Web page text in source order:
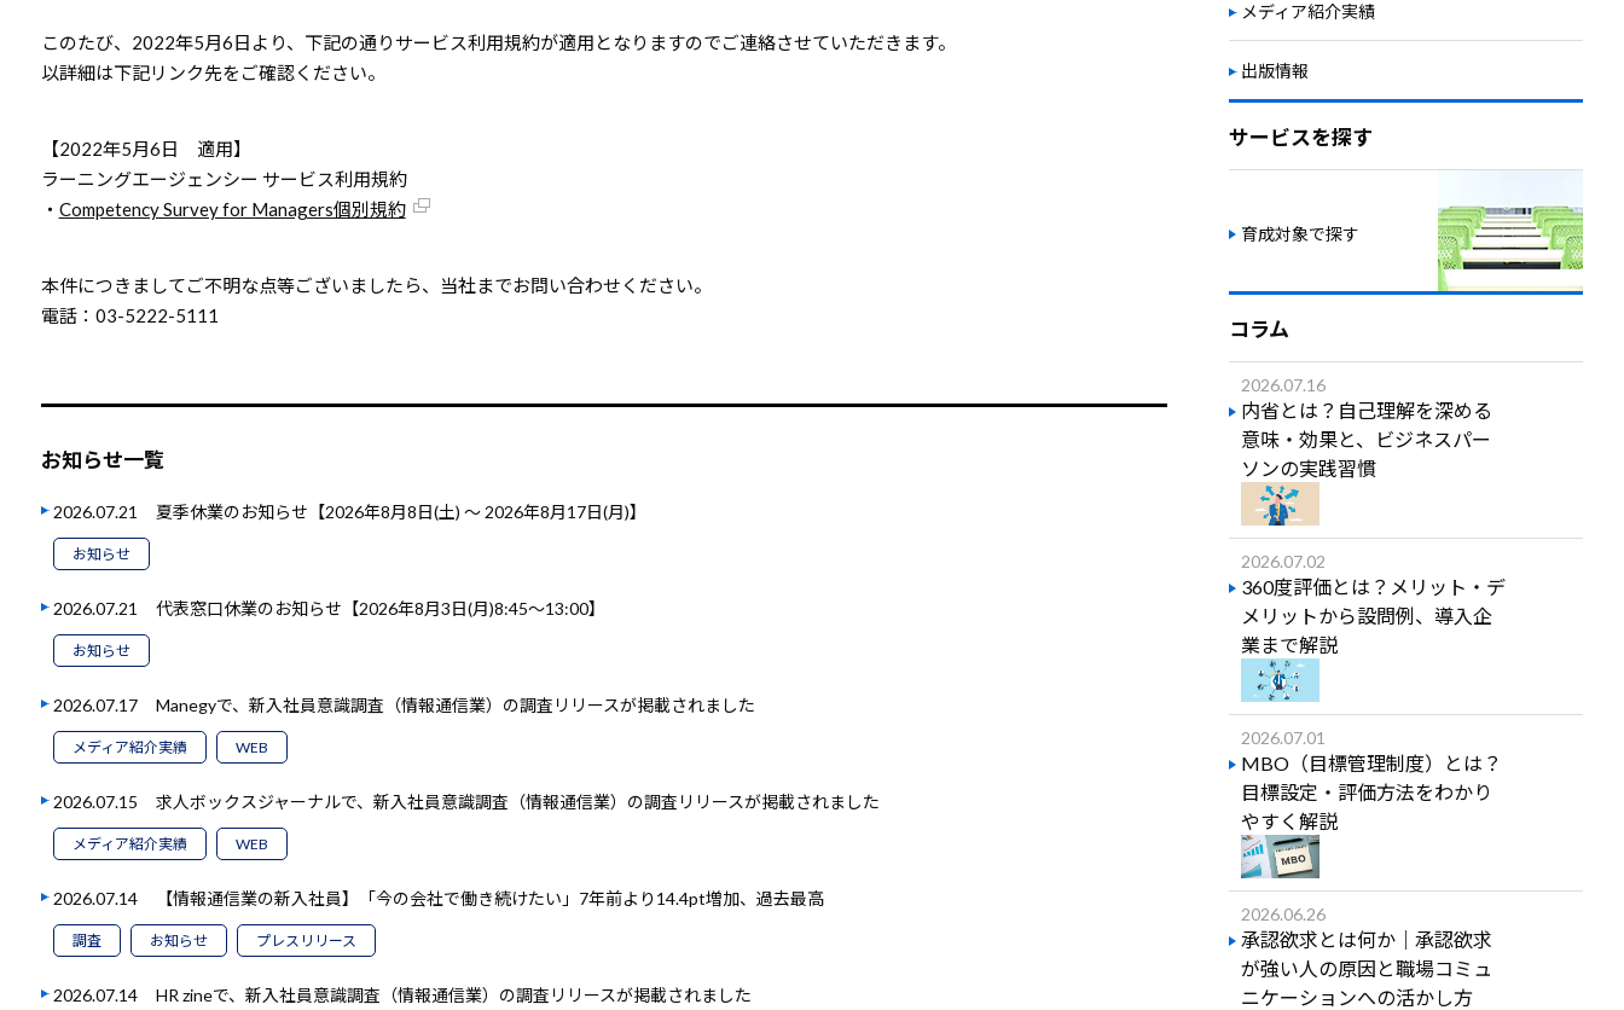
このたび、2022年5月6日より、下記の通りサービス利用規約が適用となりますのでご連絡させていただきます。
以詳細は下記リンク先をご確認ください。
【2022年5月6日 適用】
ラーニングエージェンシー サービス利用規約
・ Competency Survey for Managers個別規約
本件につきましてご不明な点等ございましたら、当社までお問い合わせください。
電話：03-5222-5111
お知らせ一覧
2026.07.21 夏季休業のお知らせ【2026年8月8日(土) ～ 2026年8月17日(月)】
お知らせ
2026.07.21 代表窓口休業のお知らせ【2026年8月3日(月)8:45～13:00】
お知らせ
2026.07.17 Manegyで、新入社員意識調査（情報通信業）の調査リリースが掲載されました
メディア紹介実績 WEB
2026.07.15 求人ボックスジャーナルで、新入社員意識調査（情報通信業）の調査リリースが掲載されました
メディア紹介実績 WEB
2026.07.14 【情報通信業の新入社員】「今の会社で働き続けたい」7年前より14.4pt増加、過去最高
調査 お知らせ プレスリリース
2026.07.14 HR zineで、新入社員意識調査（情報通信業）の調査リリースが掲載されました
メディア紹介実績
出版情報
サービスを探す
育成対象で探す
コラム
2026.07.16
内省とは？自己理解を深める
意味・効果と、ビジネスパー
ソンの実践習慣
2026.07.02
360度評価とは？メリット・デ
メリットから設問例、導入企
業まで解説
2026.07.01
MBO（目標管理制度）とは？
目標設定・評価方法をわかり
やすく解説
2026.06.26
承認欲求とは何か｜承認欲求
が強い人の原因と職場コミュ
ニケーションへの活かし方